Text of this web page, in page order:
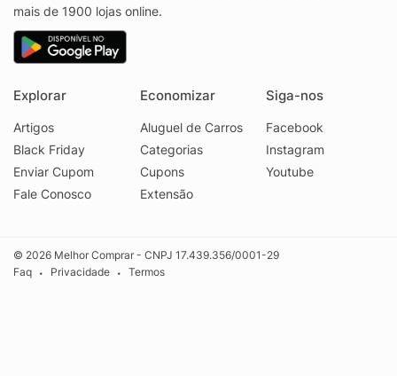
mais de 1900 lojas online.
Explorar
Artigos
Black Friday
Enviar Cupom
Fale Conosco
Economizar
Aluguel de Carros
Categorias
Cupons
Extensão
Siga-nos
Facebook
Instagram
Youtube
© 2026 Melhor Comprar - CNPJ 17.439.356/0001-29
Faq
• Privacidade • Termos